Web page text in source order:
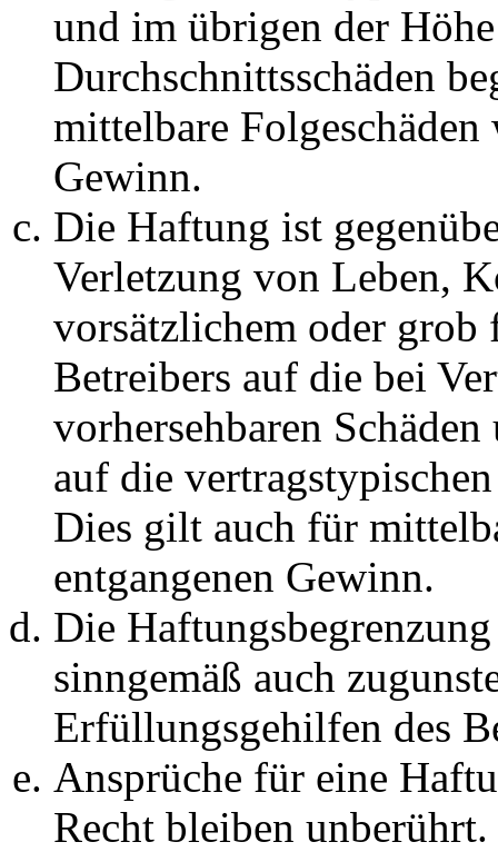
und im übrigen der
Durchschnittsschäden
mittelbare Folgeschäden
Gewinn.
Die Haftung ist
Verletzung von Leben,
vorsätzlichem oder grob
Betreibers auf die bei
vorhersehbaren
auf die
Dies gilt auch für
entgangenen Gewinn.
Die
sinngemäß auch
Erfüllungsgehilfen des
Ansprüche für eine
Recht bleiben unberührt.